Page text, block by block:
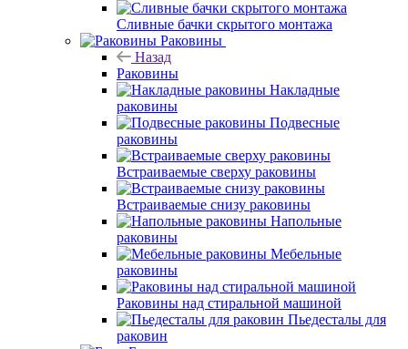
Сливные бачки скрытого монтажа
Раковины
Назад
Раковины
Накладные
раковины
Подвесные
раковины
Встраиваемые сверху раковины
Встраиваемые снизу раковины
Напольные
раковины
Мебельные
раковины
Раковины над стиральной машиной
Пьедесталы для
раковин